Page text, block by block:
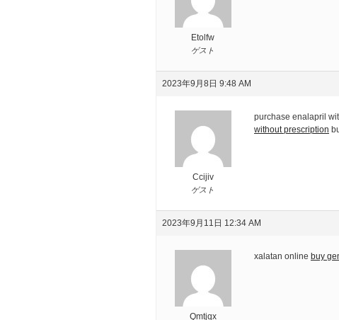
Etolfw
ゲスト
2023年9月8日 9:48 AM
Ccijiv
ゲスト
purchase enalapril
without prescription
2023年9月11日 12:34 AM
Qmtjqx
xalatan online buy